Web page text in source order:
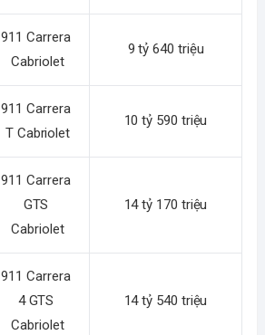
911 Carrera
Cabriolet
9 tỷ 640 triệu
911 Carrera
T Cabriolet
10 tỷ 590 triệu
911 Carrera
GTS
Cabriolet
14 tỷ 170 triệu
911 Carrera
4 GTS
Cabriolet
14 tỷ 540 triệu